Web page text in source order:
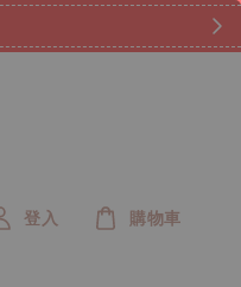
登入 購物車